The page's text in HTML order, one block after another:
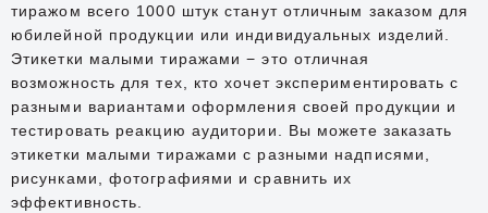
тиражом всего 1000 штук станут отличным заказом для
юбилейной продукции или индивидуальных изделий.
Этикетки малыми тиражами − это отличная
возможность для тех, кто хочет экспериментировать с
разными вариантами оформления своей продукции и
тестировать реакцию аудитории. Вы можете заказать
этикетки малыми тиражами с разными надписями,
рисунками, фотографиями и сравнить их
эффективность.